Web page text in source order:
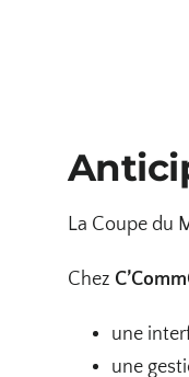
La Coupe du
Chez
une
une